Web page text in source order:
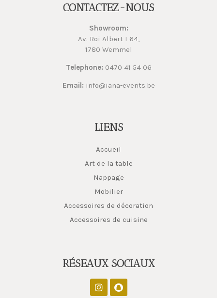
CONTACTEZ-NOUS
Showroom:
Av. Roi Albert I 64,
1780 Wemmel
Telephone: 0470 41 54 06
Email: info@iana-events.be
LIENS
Accueil
Art de la table
Nappage
Mobilier
Accessoires de décoration
Accessoires de cuisine
RÉSEAUX SOCIAUX